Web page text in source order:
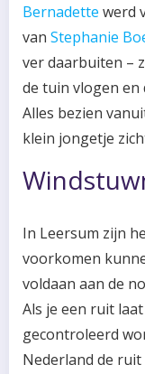
Bernadette werd
van Stephanie
ver daarbuiten –
de tuin vlogen en
Alles bezien
klein jongetje
In Leersum zijn
voorkomen
voldaan aan de
Als je een ruit
gecontroleerd
Nederland de